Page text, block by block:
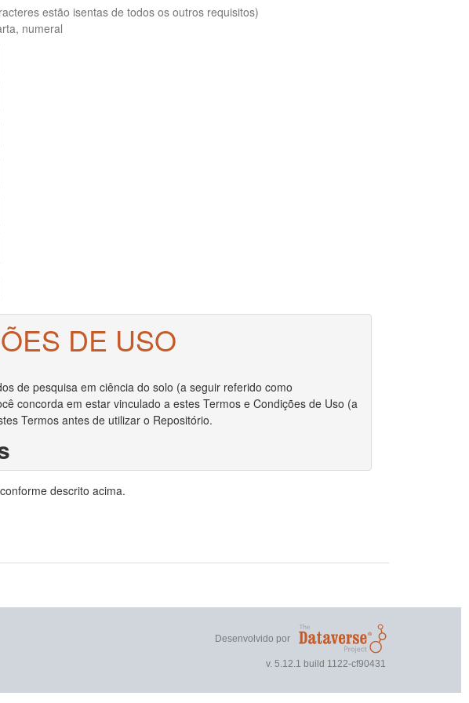
estão isentas de todos os outros requisitos)
numeral
DE USO
de pesquisa em ciência do solo (a seguir referido como
concorda em estar vinculado a estes Termos e Condições de Uso (a
Termos antes de utilizar o Repositório.
permissão do criador/autor para depositar qualquer conjunto de
autorais, ao aceitar estes Termos, você ainda mantém os direitos
for o proprietário dos direitos autorais, você declara que o proprietário
MapBiomas o direito não exclusivo de reproduzir, traduzir e
descrito acima.
Desenvolvido por
v. 5.12.1 build 1122-cf90431